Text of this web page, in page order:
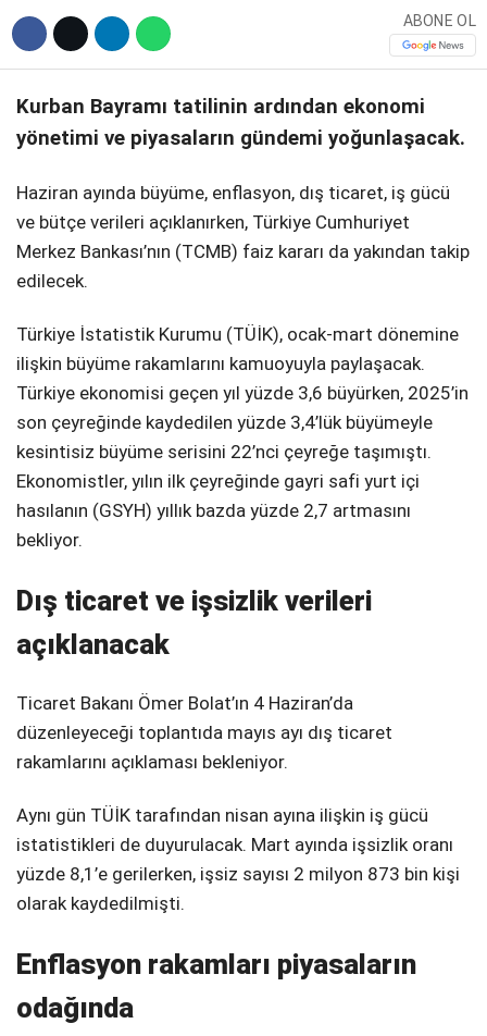
Facebook
Instagram
Youtube
ABONE OL
Kurban Bayramı tatilinin ardından ekonomi
yönetimi ve piyasaların gündemi yoğunlaşacak.
Haziran ayında büyüme, enflasyon, dış ticaret, iş gücü
ve bütçe verileri açıklanırken, Türkiye Cumhuriyet
Merkez Bankası’nın (TCMB) faiz kararı da yakından takip
edilecek.
Türkiye İstatistik Kurumu (TÜİK), ocak-mart dönemine
ilişkin büyüme rakamlarını kamuoyuyla paylaşacak.
Türkiye ekonomisi geçen yıl yüzde 3,6 büyürken, 2025’in
son çeyreğinde kaydedilen yüzde 3,4’lük büyümeyle
kesintisiz büyüme serisini 22’nci çeyreğe taşımıştı.
Ekonomistler, yılın ilk çeyreğinde gayri safi yurt içi
hasılanın (GSYH) yıllık bazda yüzde 2,7 artmasını
bekliyor.
Dış ticaret ve işsizlik verileri
açıklanacak
Ticaret Bakanı Ömer Bolat’ın 4 Haziran’da
düzenleyeceği toplantıda mayıs ayı dış ticaret
rakamlarını açıklaması bekleniyor.
Aynı gün TÜİK tarafından nisan ayına ilişkin iş gücü
istatistikleri de duyurulacak. Mart ayında işsizlik oranı
yüzde 8,1’e gerilerken, işsiz sayısı 2 milyon 873 bin kişi
olarak kaydedilmişti.
Enflasyon rakamları piyasaların
odağında